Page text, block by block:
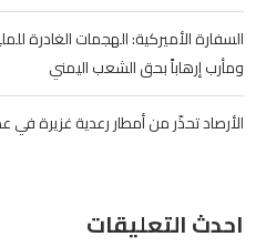
السفارة الأميركية: الهجمات الغادرة
ومأرب إرهاباً بحق الشعب اليمني
الأرصاد تحذّر من أمطار رعدية غزيرة
احدث التعليقات